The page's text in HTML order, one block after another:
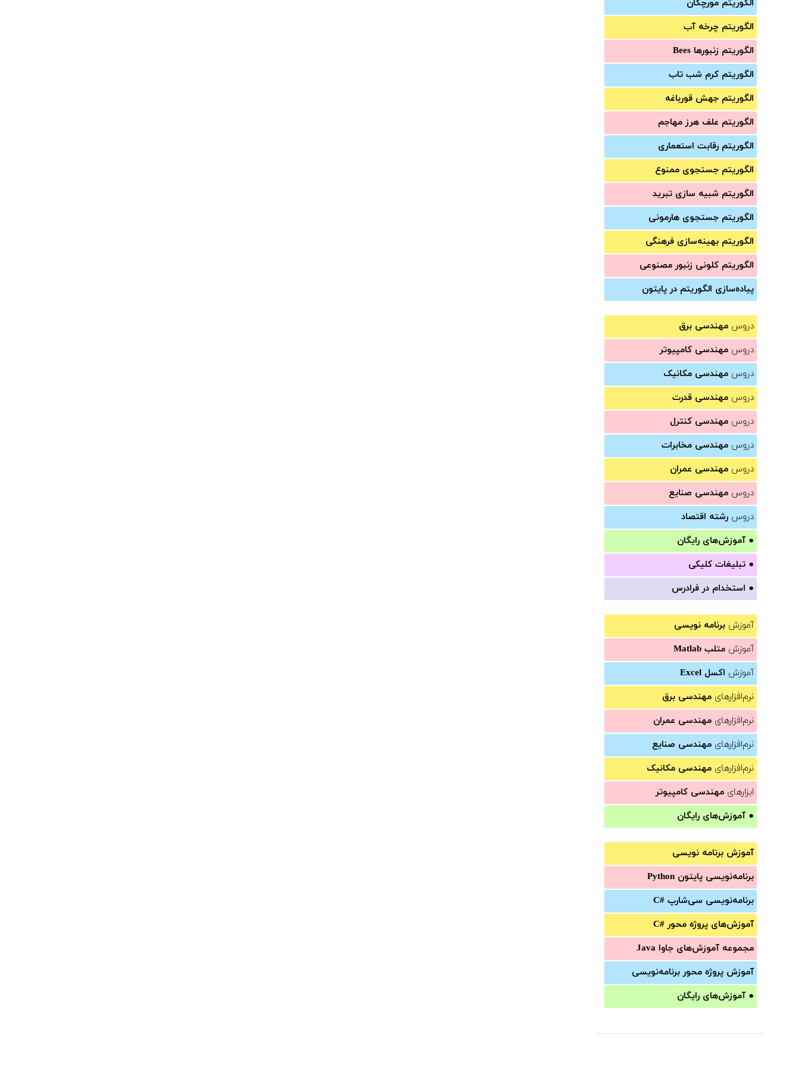
الگوریتم مورچگان
الگوریتم چرخه آب
الگوریتم زنبورها Bees
الگوریتم کرم شب تاب
الگوریتم جهش قورباغه
الگوریتم علف هرز مهاجم
الگوریتم رقابت استعماری
الگوریتم جستجوی ممنوع
الگوریتم شبیه سازی تبرید
الگوریتم جستجوی هارمونی
الگوریتم بهینه‌سازی فرهنگی
الگوریتم کلونی زنبور مصنوعی
پیاده‌سازی الگوریتم در پایتون
دروس مهندسی برق
دروس مهندسی کامپیوتر
دروس مهندسی مکانیک
دروس مهندسی قدرت
دروس مهندسی کنترل
دروس مهندسی مخابرات
دروس مهندسی عمران
دروس مهندسی صنایع
دروس رشته اقتصاد
● آموزش‌های رایگان
● تبلیغات کلیکی
● استخدام در فرادرس
آموزش برنامه نویسی
آموزش متلب Matlab
آموزش اکسل Excel
نرم‌افزارهای مهندسی برق
نرم‌افزارهای مهندسی عمران
نرم‌افزارهای مهندسی صنایع
نرم‌افزارهای مهندسی مکانیک
ابزارهای مهندسی کامپیوتر
● آموزش‌های رایگان
آموزش برنامه نویسی
برنامه‌نویسی پایتون Python
برنامه‌‌نویسی سی‌شارپ C#‎
آموزش‌های پروژه محور #C
مجموعه آموزش‌های جاوا Java
آموزش‌ پروژه محور برنامه‌نویسی
● آموزش‌های رایگان